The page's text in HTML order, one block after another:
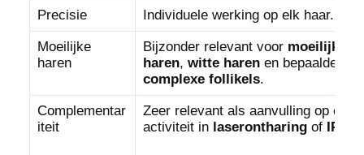
Precisie Individuele werking op elk haar.
Moeilijke
haren
Bijzonder relevant voor moeilijke
haren, witte haren en bepaalde
complexe follikels.
Complementar
iteit
Zeer relevant als aanvulling op een
activiteit in laserontharing of IPL